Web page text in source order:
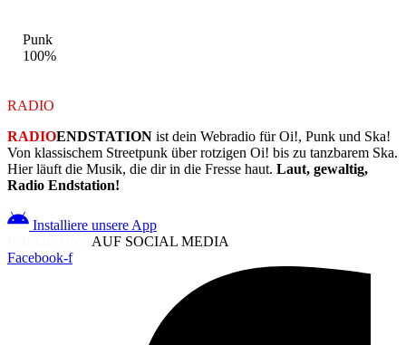
Punk
100%
RADIO
RADIOENDSTATION ist dein Webradio für Oi!, Punk und Ska!
Von klassischem Streetpunk über rotzigen Oi! bis zu tanzbarem Ska.
Hier läuft die Musik, die dir in die Fresse haut. Laut, gewaltig,
Radio Endstation!
Installiere unsere App
AUF SOCIAL MEDIA
Facebook-f